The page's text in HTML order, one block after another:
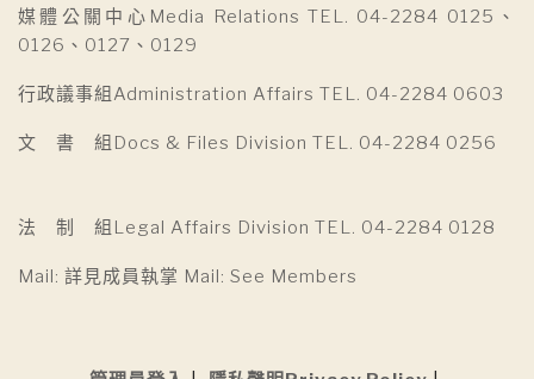
媒體公關中心Media Relations TEL. 04-2284 0125、
0126、0127、0129
行政議事組Administration Affairs TEL. 04-2284 0603
文 書 組Docs & Files Division TEL. 04-2284 0256
法 制 組Legal Affairs Division TEL. 04-2284 0128
Mail: 詳見成員執掌 Mail: See Members